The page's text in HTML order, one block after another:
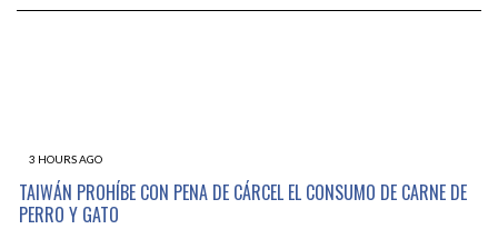
3 HOURS AGO
TAIWÁN PROHÍBE CON PENA DE CÁRCEL EL CONSUMO DE CARNE DE
PERRO Y GATO